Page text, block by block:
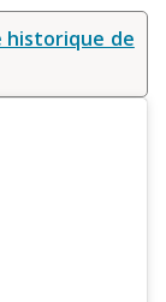
historique de